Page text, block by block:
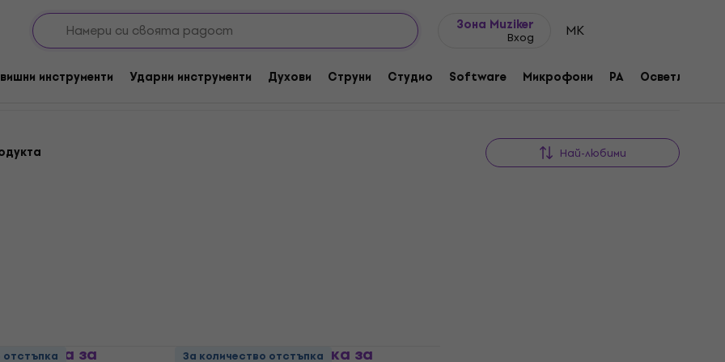
Зона Muziker
Вход MK
инструменти Ударни инструменти Духови Струни Студио Software Микрофони PA Осветление
Най-любими
Цигулка за Latone AY040 Цигулка за
отстъпка За количество отстъпка